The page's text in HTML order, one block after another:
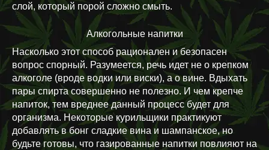
слой, который порой сложно смыть.
Алкогольные напитки
Насколько этот способ рационален и безопасен
вопрос спорный. Разумеется, речь идет не о крепком
алкоголе (вроде водки или виски), а о вине. Вдыхать
пары спирта совершенно не полезно. И чем крепче
напиток, тем вреднее данный процесс будет для
организма. Некоторые курильщики практикуют
добавлять в бонг сладкие вина и шампанское, но
будьте готовы, что газированные напитки повлияют на